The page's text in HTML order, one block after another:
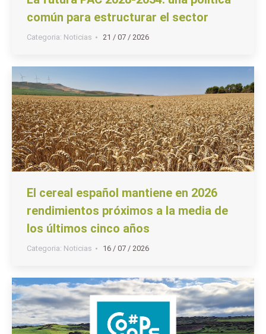
común para estructurar el sector
Categoria: Noticias 21 / 07 / 2026
El cereal español mantiene en 2026
rendimientos próximos a la media de
los últimos cinco años
Categoria: Noticias 16 / 07 / 2026